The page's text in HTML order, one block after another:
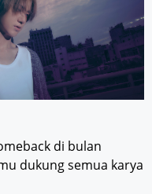
di bulan
dukung semua karya